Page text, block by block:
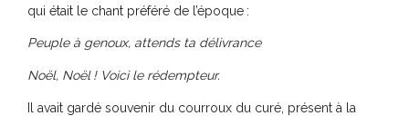
qui était le chant préféré de l’époque :
Peuple à genoux, attends ta délivrance
Noël, Noël ! Voici le rédempteur.
Il avait gardé souvenir du courroux du curé, présent à la